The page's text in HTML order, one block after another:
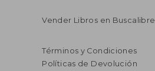
Vender Libros en Buscalibre
Términos y Condiciones
Políticas de Devolución